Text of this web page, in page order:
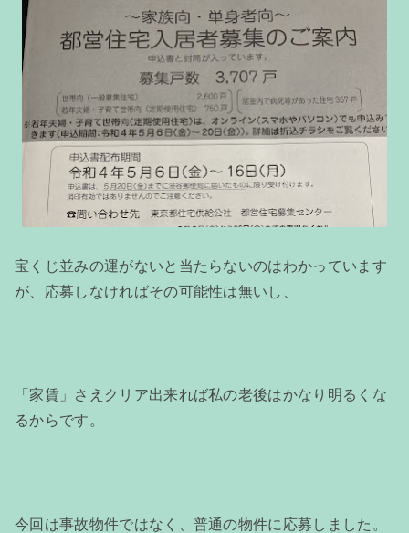
宝くじ並みの運がないと当たらないのはわかっています
が、応募しなければその可能性は無いし、
「家賃」さえクリア出来れば私の老後はかなり明るくな
るからです。
今回は事故物件ではなく、普通の物件に応募しました。